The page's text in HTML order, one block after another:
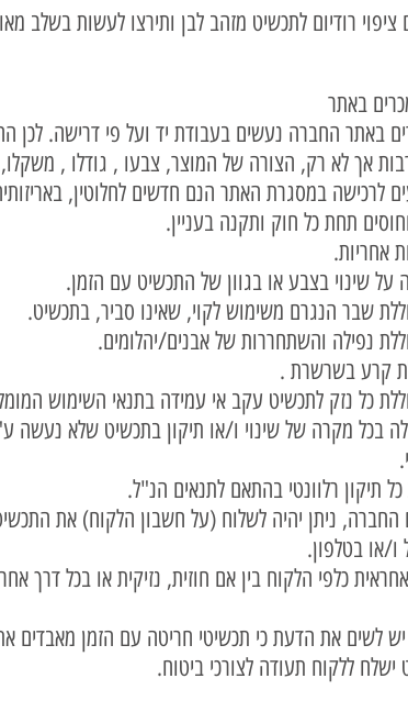
באתר
באתר החברה נעשים בעבודת יד ועל פי דרישה. לכן
אך לא רק, הצורה של המוצר, צבעו , גודלו , משקלו,
לרכישה במסגרת האתר הנם חדשים לחלוטין,
תחת כל חוק ותקנה בעניין.
בכל מקרה של שינוי ו/או תיקון בתכשיט שלא
ניתן יהיה לשלוח (על חשבון הלקוח) את
ו/או בטלפון.
כלפי הלקוח בין אם חוזית, נזיקית או בכל דרך